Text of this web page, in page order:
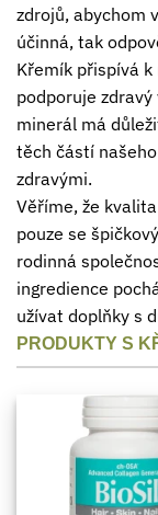
zdrojů, abychom
účinná, tak
Křemík přispívá
podporuje
minerál má
těch částí
zdravými.
Věříme, že
pouze se
rodinná
ingredience
užívat doplňky s
PRODUKTY S